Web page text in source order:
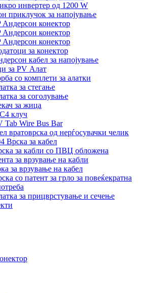
инвертер од 1200 W
приклучок за напојување
Андерсон конектор
Андерсон конектор
Андерсон конектор
за конектор
кабел за напојување
за PV Алат
со комплети за алатки
за стегање
за соголување
за жица
клуч
Tab Wire Bus Bar
вратоврска од нерѓосувачки челик
Врска за кабел
за кабли со ПВЦ обложена
за врзување на кабли
за врзување на кабел
со патент за грло за повеќекратна
за прицврстување и сечење